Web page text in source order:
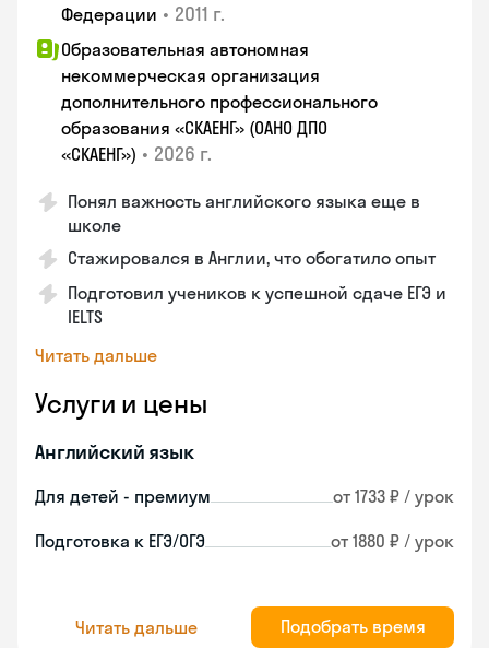
Федерации • 2011 г.
Образовательная автономная
некоммерческая организация
дополнительного профессионального
образования «СКАЕНГ» (ОАНО ДПО
«СКАЕНГ») • 2026 г.
Понял важность английского языка еще в
школе
Стажировался в Англии, что обогатило опыт
Подготовил учеников к успешной сдаче ЕГЭ и
IELTS
Читать дальше
Услуги и цены
Английский язык
Для детей - премиум от 1733 ₽ / урок
Подготовка к ЕГЭ/ОГЭ от 1880 ₽ / урок
Читать дальше Подобрать время